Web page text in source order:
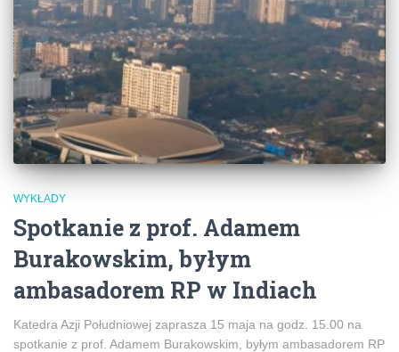
WYKŁADY
Spotkanie z prof. Adamem
Burakowskim, byłym
ambasadorem RP w Indiach
Katedra Azji Południowej zaprasza 15 maja na godz. 15.00 na
spotkanie z prof. Adamem Burakowskim, byłym ambasadorem RP